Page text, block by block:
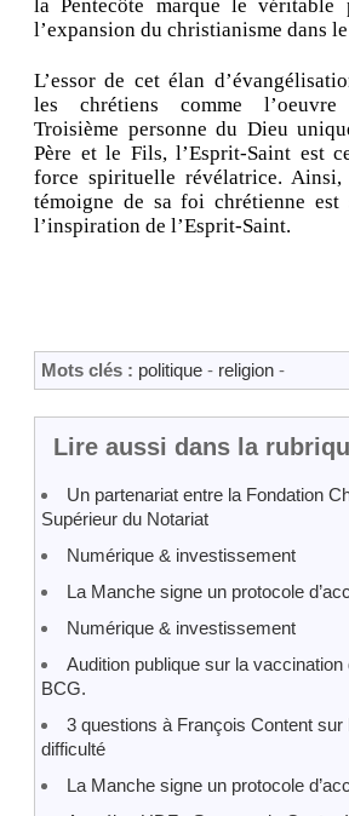
la Pentecôte marque le
l’expansion du christianisme dans
L’essor de cet élan
les chrétiens comme l’oeuvre
Troisième personne du Dieu
Père et le Fils, l’Esprit-Saint est
force spirituelle révélatrice. Ainsi,
témoigne de sa foi chrétienne est
l’inspiration de l’Esprit-Saint.
Mots clés : politique - religion -
Lire aussi dans la
Un partenariat entre la Fondation
Supérieur du Notariat
Numérique & investissement
La Manche signe un protocole
Numérique & investissement
Audition publique sur la
BCG.
3 questions à François Content sur
difficulté
La Manche signe un protocole